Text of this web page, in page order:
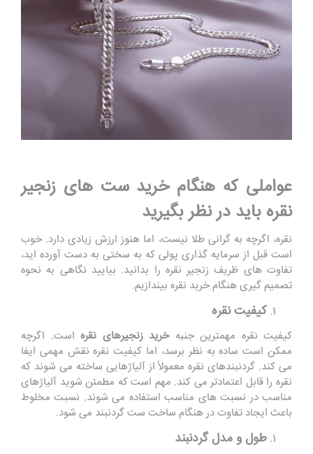
عواملی که هنگام خرید ست های زنجیر
نقره باید در نظر بگیرید
نقره، اگرچه به گرانی طلا نیست، اما هنوز ارزش زیادی دارد. خوب
است قبل از سرمایه گذاری پولی که به سختی به دست آورده اید،
تفاوت های ظریف زنجیر نقره را بدانید. بیایید نگاهی به نحوه
تصمیم گیری هنگام خرید نقره بیندازیم.
کیفیت نقره
کیفیت نقره مهمترین جنبهخرید زنجیرهای نقره است. اگرچه
ممکن است ساده به نظر برسد، اما کیفیت نقره نقش مهمی ایفا
می کند. گردنبندهای نقره معمولاً از آلیاژهایی ساخته می شوند که
نقره را قابل اعتمادتر می کند. مهم است که مطمئن شوید آلیاژهای
مناسب در نسبت های مناسب استفاده می شوند. نسبت مخلوط
باعث ایجاد تفاوت در هنگام ساخت ست گردنبند می شود.
طول و مدل گردنبند